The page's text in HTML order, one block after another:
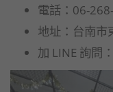
電話：06-
地址：台南市
加 LINE 詢問：